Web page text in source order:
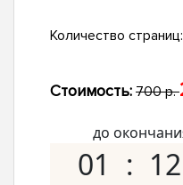
Количество страниц:
Стоимость: 700 р.
до
01 12